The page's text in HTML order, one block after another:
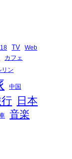
TV Web
カフェ
リン
中国
日本
音楽